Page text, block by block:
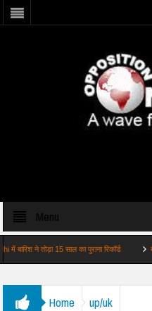
Menu
ने तोड़ा 15 साल का पुराना रिकॉर्ड बड़ी
Home up/uk